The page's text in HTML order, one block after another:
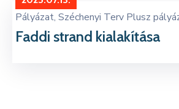
Kapcsolat
Pályázat‚ Széchenyi Terv Plusz
Faddi strand kialakítása